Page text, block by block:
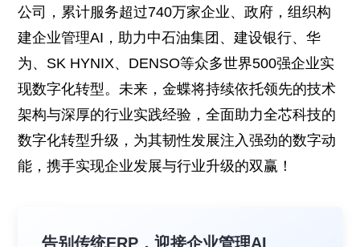
公司，累计服务超过740万家企业、政府，组织构
建企业管理AI，助力中石油集团、建设银行、华
为、SK HYNIX、DENSO等众多世界500强企业实
现数字化转型。未来，金蝶将持续依托领先的技术
架构与深厚的行业实践经验，全面助力全芯科技的
数字化转型升级，为其韧性发展注入强劲的数字动
能，携手实现企业发展与行业升级的双赢！
告别传统ERP，迎接企业管理AI